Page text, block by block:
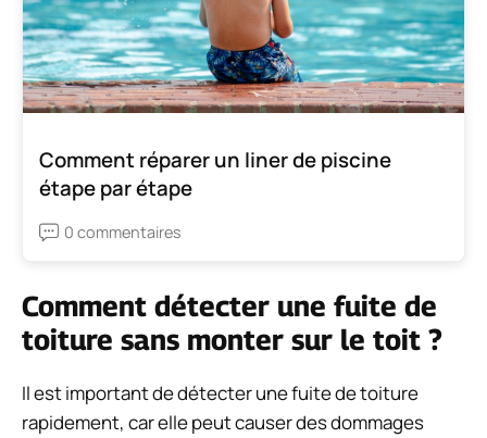
Comment réparer un liner de piscine
étape par étape
0 commentaires
Comment détecter une fuite de
toiture sans monter sur le toit ?
Il est important de détecter une fuite de toiture
rapidement, car elle peut causer des dommages